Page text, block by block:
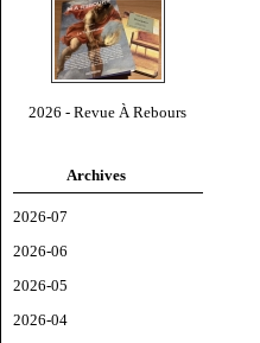
2026 - Revue À Rebours
Archives
2026-07
2026-06
2026-05
2026-04